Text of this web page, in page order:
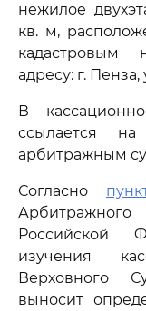
нежилое
кв. м,
кадастровым
адресу: г.
В
ссылается
арбитражным
Согласно
Российской
изучения
Верховного
выносит